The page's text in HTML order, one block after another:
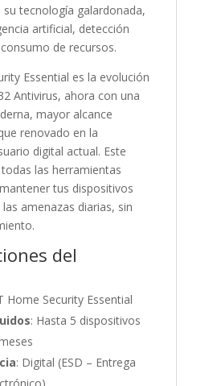
tecnología galardonada,
artificial, detección
de recursos.
Essential es la evolución
Antivirus, ahora con una
mayor alcance
renovado en la
digital actual. Este
las herramientas
tus dispositivos
amenazas diarias, sin
del
Home Security Essential
: Hasta 5 dispositivos
: Digital (ESD – Entrega